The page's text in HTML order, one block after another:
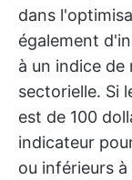
dans
également
à un indice de
sectorielle. Si
est de 100
indicateur
ou inférieurs